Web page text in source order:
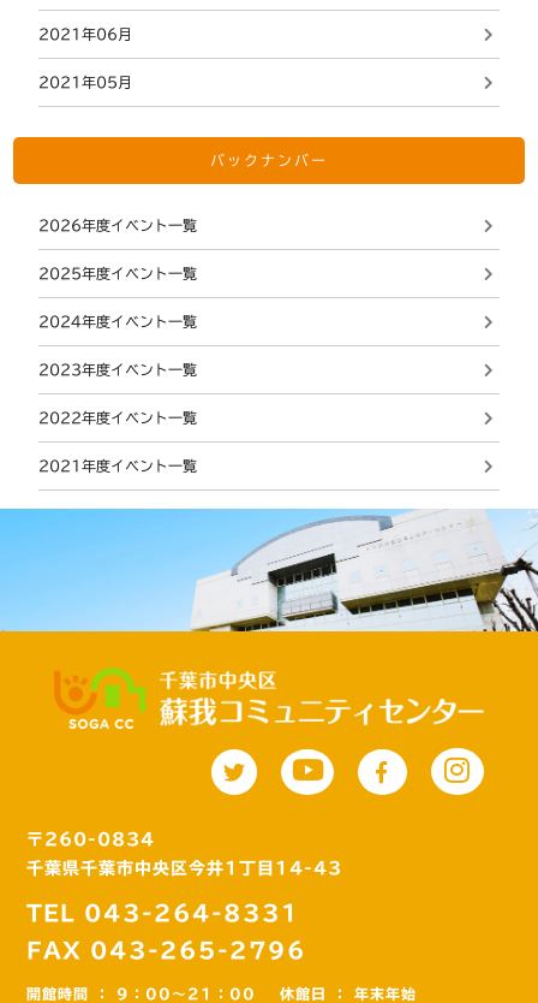
2021年06月
2021年05月
バックナンバー
2026年度イベント一覧
2025年度イベント一覧
2024年度イベント一覧
2023年度イベント一覧
2022年度イベント一覧
2021年度イベント一覧
〒260-0834
千葉県千葉市中央区今井1丁目14-43
TEL 043-264-8331
FAX 043-265-2796
開館時間 ： 9：00～21：00 休館日 ： 年末年始